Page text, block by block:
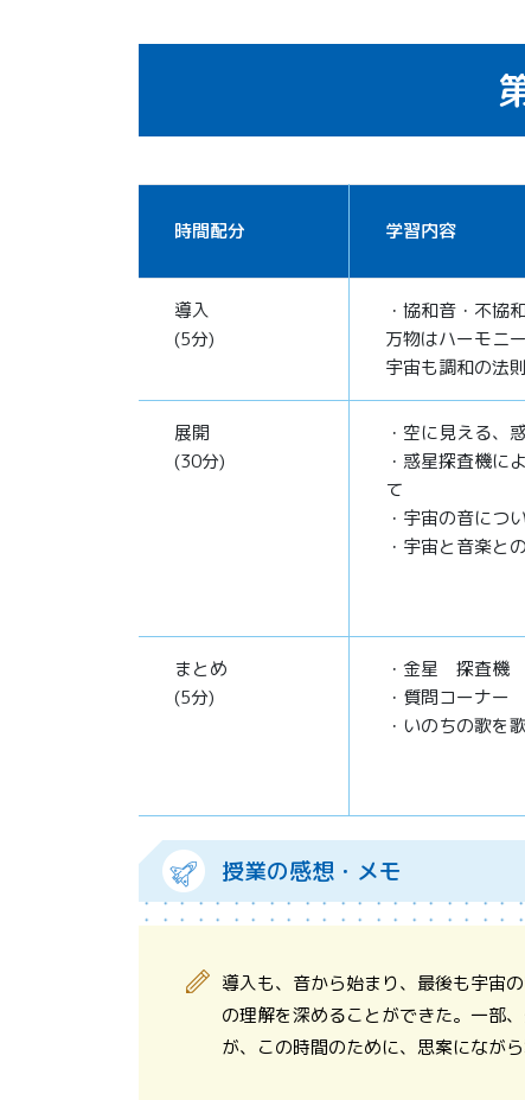
時間配分 学習内容
導入
(5分)
・協和音・不協
万物はハーモニ
宇宙も調和の法
展開
(30分)
・空に見える、
・惑星探査機に
て
・宇宙の音につ
・宇宙と音楽と
まとめ
(5分)
・金星 探査機
・質問コーナー
・いのちの歌を
授業の感想・メモ
導入も、音から始まり、最後も宇宙
の理解を深めることができた。一部
が、この時間のために、思案になが